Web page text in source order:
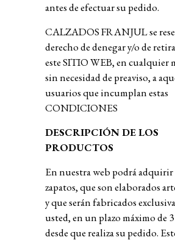
antes de efectuar su pedido.
CALZADOS FRANJULse
derecho de denegar y/o de
este SITIO WEB, en cualquier
sin necesidad de preaviso, a
usuarios que incumplan estas
CONDICIONES
DESCRIPCIÓN DE LOS
PRODUCTOS
En nuestra web podrá
zapatos, que son elaborados
y que serán fabricados
usted, en un plazo máximo de 3
desde que realiza su pedido.